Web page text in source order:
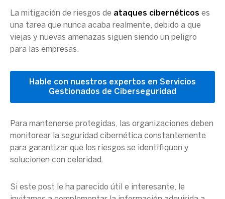
La mitigación de riesgos de ataques cibernéticos es
una tarea que nunca acaba realmente, debido a que
viejas y nuevas amenazas siguen siendo un peligro
para las empresas.
Hable con nuestros expertos en Servicios
Gestionados de Ciberseguridad
Para mantenerse protegidas, las organizaciones deben
monitorear la seguridad cibernética constantemente
para garantizar que los riesgos se identifiquen y
solucionen con celeridad.
Si este post le ha parecido útil e interesante, le